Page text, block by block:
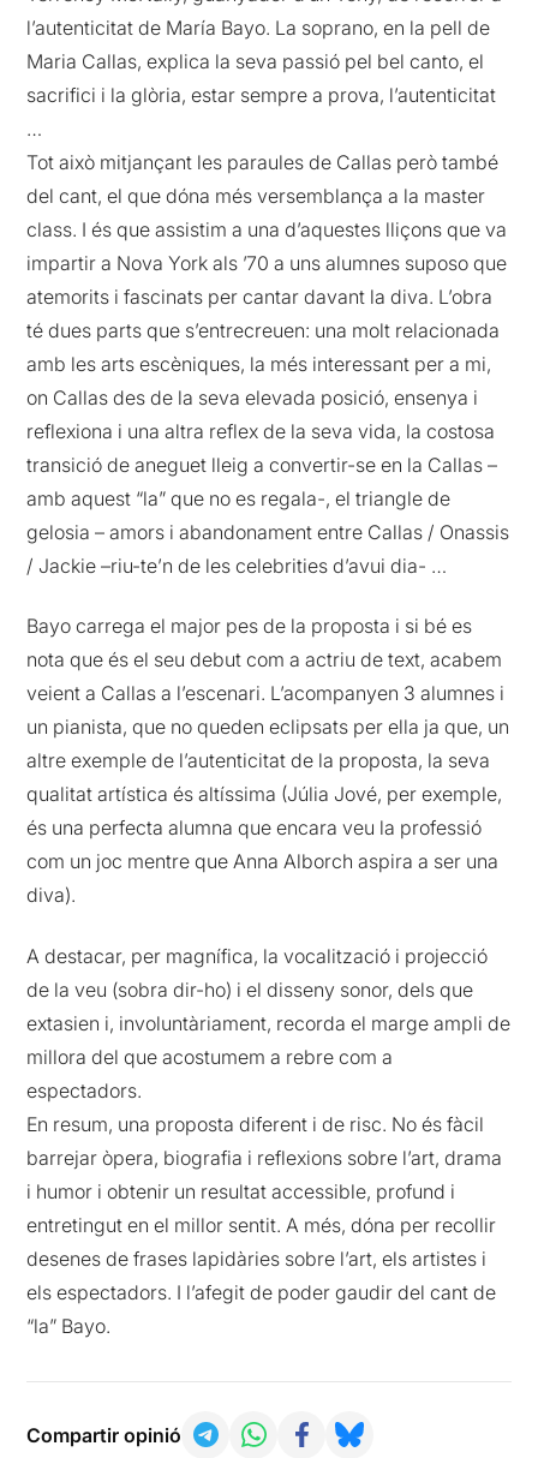
l’autenticitat de María Bayo. La soprano, en la pell de
Maria Callas, explica la seva passió pel bel canto, el
sacrifici i la glòria, estar sempre a prova, l’autenticitat
…
Tot això mitjançant les paraules de Callas però també
del cant, el que dóna més versemblança a la master
class. I és que assistim a una d’aquestes lliçons que va
impartir a Nova York als ’70 a uns alumnes suposo que
atemorits i fascinats per cantar davant la diva. L’obra
té dues parts que s’entrecreuen: una molt relacionada
amb les arts escèniques, la més interessant per a mi,
on Callas des de la seva elevada posició, ensenya i
reflexiona i una altra reflex de la seva vida, la costosa
transició de aneguet lleig a convertir-se en la Callas –
amb aquest “la” que no es regala-, el triangle de
gelosia – amors i abandonament entre Callas / Onassis
/ Jackie –riu-te’n de les celebrities d’avui dia- …
Bayo carrega el major pes de la proposta i si bé es
nota que és el seu debut com a actriu de text, acabem
veient a Callas a l’escenari. L’acompanyen 3 alumnes i
un pianista, que no queden eclipsats per ella ja que, un
altre exemple de l’autenticitat de la proposta, la seva
qualitat artística és altíssima (Júlia Jové, per exemple,
és una perfecta alumna que encara veu la professió
com un joc mentre que Anna Alborch aspira a ser una
diva).
A destacar, per magnífica, la vocalització i projecció
de la veu (sobra dir-ho) i el disseny sonor, dels que
extasien i, involuntàriament, recorda el marge ampli de
millora del que acostumem a rebre com a
espectadors.
En resum, una proposta diferent i de risc. No és fàcil
barrejar òpera, biografia i reflexions sobre l’art, drama
i humor i obtenir un resultat accessible, profund i
entretingut en el millor sentit. A més, dóna per recollir
desenes de frases lapidàries sobre l’art, els artistes i
els espectadors. I l’afegit de poder gaudir del cant de
“la” Bayo.
Compartir opinió